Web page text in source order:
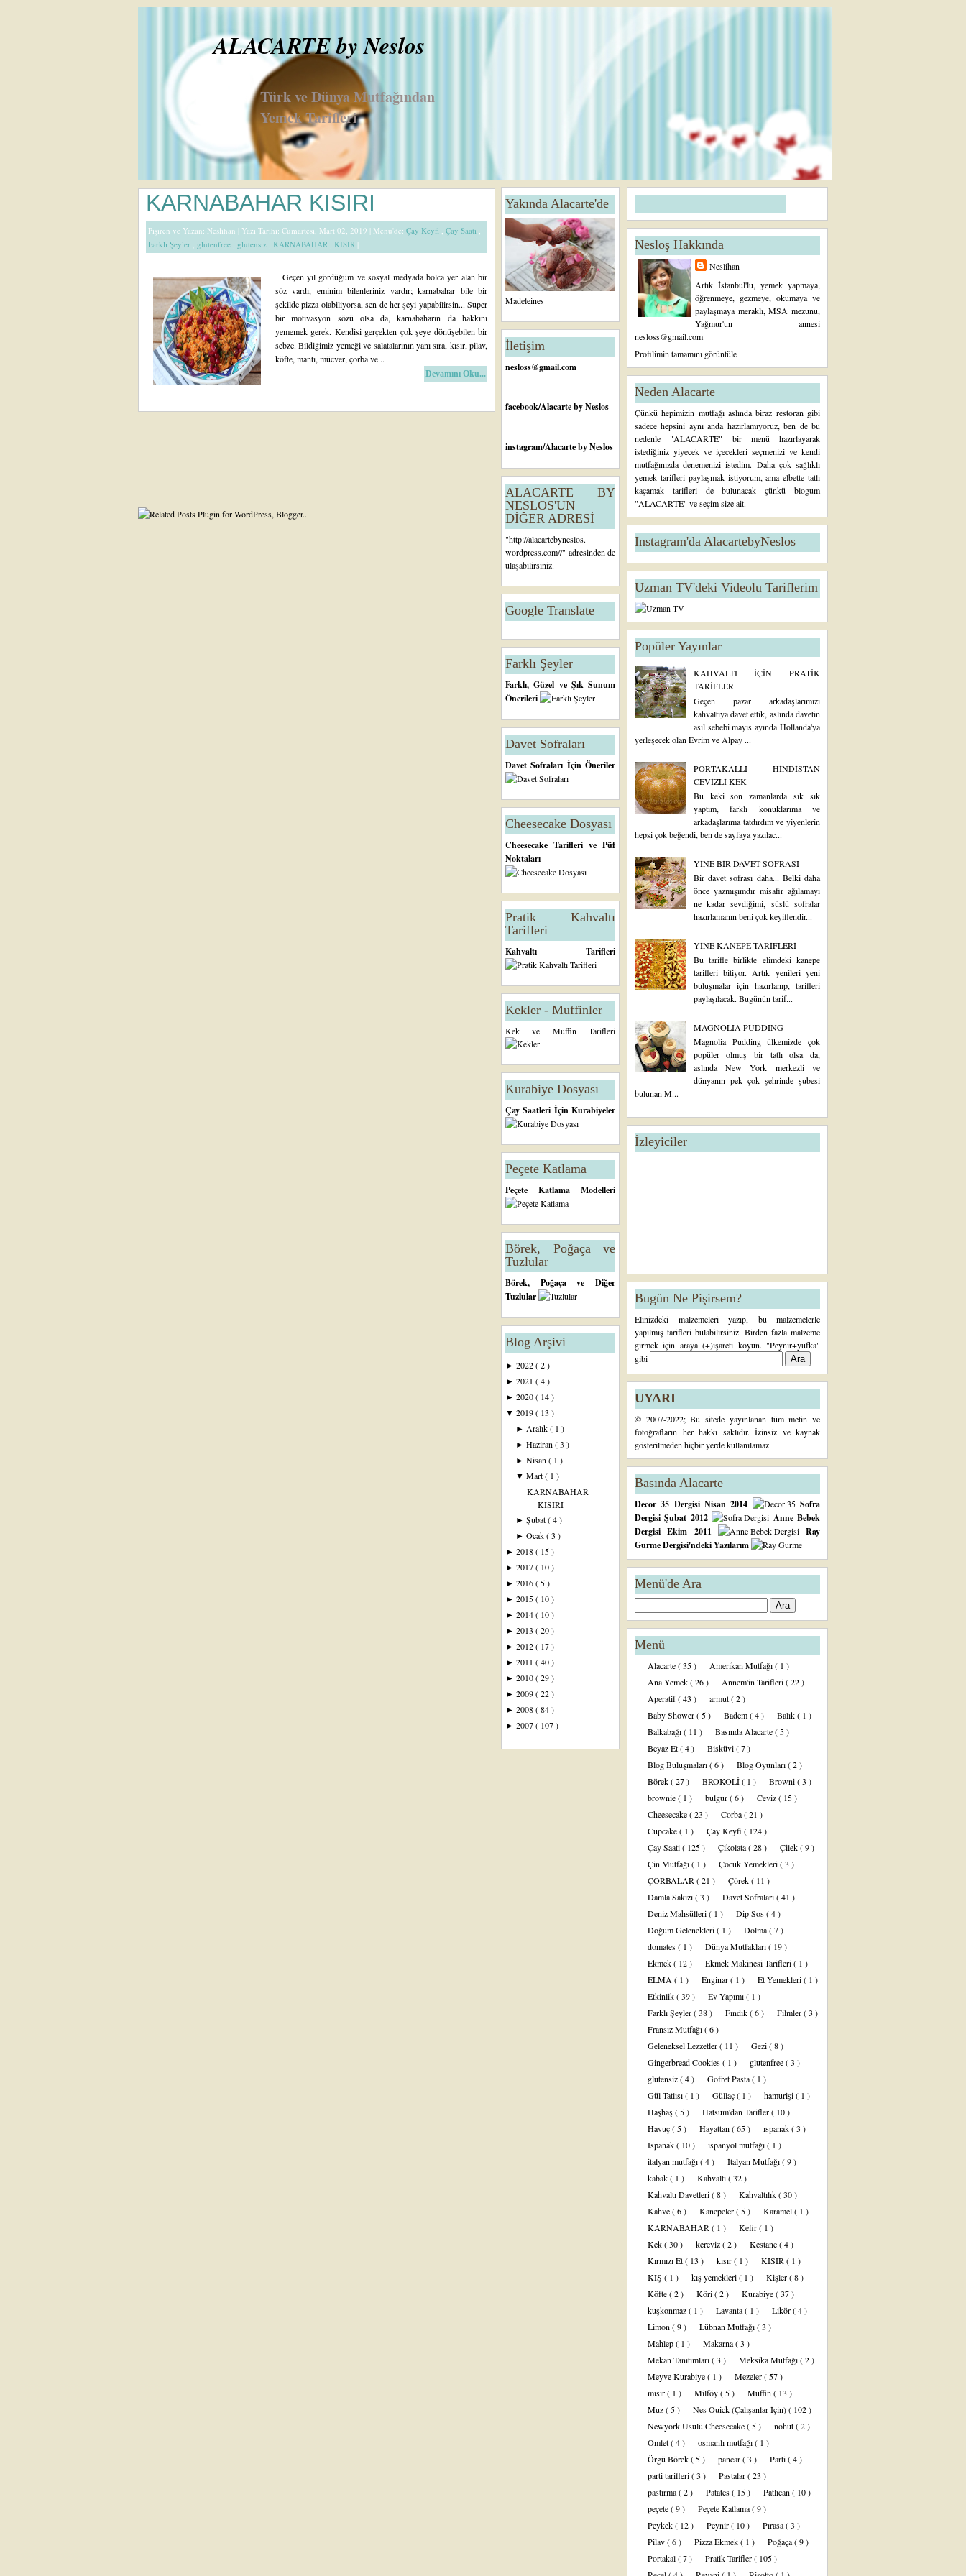
ALACARTE by Neslos
Türk ve Dünya Mutfağından
Yemek Tarifleri
KARNABAHAR KISIRI
Pişiren ve Yazan: Neslihan | Yazı Tarihi: Cumartesi, Mart 02, 2019 | Menü'de: Çay Keyfi , Çay Saati ,
Farklı Şeyler , glutenfree , glutensiz , KARNABAHAR , KISIR |
Geçen yıl gördüğüm ve sosyal medyada bolca yer alan bir
söz vardı, eminim bilenleriniz vardır; karnabahar bile bir
şekilde pizza olabiliyorsa, sen de her şeyi yapabilirsin... Super
bir motivasyon sözü olsa da, karnabaharın da hakkını
yememek gerek. Kendisi gerçekten çok şeye dönüşebilen bir
sebze. Bildiğimiz yemeği ve salatalarının yanı sıra, kısır, pilav,
köfte, mantı, mücver, çorba ve...
Devamını Oku...
K
A
S
Yakında Alacarte'de
Madeleines
İletişim
nesloss@gmail.com
facebook/Alacarte by Neslos
instagram/Alacarte by Neslos
ALACARTE BY
NESLOS'UN
DİĞER ADRESİ
"http://alacartebyneslos.
wordpress.com//" adresinden de
ulaşabilirsiniz.
Google Translate
Farklı Şeyler
Farklı, Güzel ve Şık Sunum
Önerileri
Davet Sofraları
Davet Sofraları İçin Öneriler
Cheesecake Dosyası
Cheesecake Tarifleri ve Püf
Noktaları
Pratik Kahvaltı
Tarifleri
Kahvaltı Tarifleri
Kekler - Muffinler
Kek ve Muffin Tarifleri
Kurabiye Dosyası
Çay Saatleri İçin Kurabiyeler
Peçete Katlama
Peçete Katlama Modelleri
Börek, Poğaça ve
Tuzlular
Börek, Poğaça ve Diğer
Tuzlular
Blog Arşivi
► 2022( 2 )
► 2021 ( 4 )
► 2020( 14 )
▼ 2019( 13 )
►Aralık( 1 )
►Haziran( 3 )
►Nisan( 1 )
▼Mart( 1 )
KARNABAHAR
KISIRI
►Şubat( 4 )
►Ocak( 3 )
► 2018( 15 )
► 2017( 10 )
► 2016( 5 )
► 2015( 10 )
► 2014( 10 )
► 2013 ( 20 )
► 2012( 17 )
► 2011 ( 40 )
► 2010( 29 )
► 2009( 22 )
► 2008( 84 )
► 2007( 107 )
Nesloş Hakkında
Neslihan
Artık İstanbul'lu, yemek yapmaya,
öğrenmeye, gezmeye, okumaya ve
paylaşmaya meraklı, MSA mezunu,
Yağmur'un annesi
nesloss@gmail.com
Profilimin tamamını görüntüle
Neden Alacarte
Çünkü hepimizin mutfağı aslında biraz restoran gibi
sadece hepsini aynı anda hazırlamıyoruz, ben de bu
nedenle "ALACARTE" bir menü hazırlayarak
istediğiniz yiyecek ve içecekleri seçmenizi ve kendi
mutfağınızda denemenizi istedim. Daha çok sağlıklı
yemek tarifleri paylaşmak istiyorum, ama elbette tatlı
kaçamak tarifleri de bulunacak çünkü blogum
"ALACARTE" ve seçim size ait.
Instagram'da AlacartebyNeslos
Uzman TV'deki Videolu Tariflerim
Popüler Yayınlar
KAHVALTI İÇİN PRATİK
TARİFLER
Geçen pazar arkadaşlarımızı
kahvaltıya davet ettik, aslında davetin
asıl sebebi mayıs ayında Hollanda'ya
yerleşecek olan Evrim ve Alpay ...
PORTAKALLI HİNDİSTAN
CEVİZLİ KEK
Bu keki son zamanlarda sık sık
yaptım, farklı konuklarıma ve
arkadaşlarıma tatdırdım ve yiyenlerin
hepsi çok beğendi, ben de sayfaya yazılac...
YİNE BİR DAVET SOFRASI
Bir davet sofrası daha... Belki daha
önce yazmışımdır misafir ağılamayı
ne kadar sevdiğimi, süslü sofralar
hazırlamanın beni çok keyiflendir...
YİNE KANEPE TARİFLERİ
Bu tarifle birlikte elimdeki kanepe
tarifleri bitiyor. Artık yenileri yeni
buluşmalar için hazırlanıp, tarifleri
paylaşılacak. Bugünün tarif...
MAGNOLIA PUDDING
Magnolia Pudding ülkemizde çok
popüler olmuş bir tatlı olsa da,
aslında New York merkezli ve
dünyanın pek çok şehrinde şubesi
bulunan M...
İzleyiciler
Bugün Ne Pişirsem?
Elinizdeki malzemeleri yazıp, bu malzemelerle
yapılmış tarifleri bulabilirsiniz. Birden fazla malzeme
girmek için araya (+)işareti koyun. "Peynir+yufka"
gibi
UYARI
© 2007-2022; Bu sitede yayınlanan tüm metin ve
fotoğrafların her hakkı saklıdır. İzinsiz ve kaynak
gösterilmeden hiçbir yerde kullanılamaz.
Basında Alacarte
Decor 35 Dergisi Nisan 2014
Sofra
Dergisi Şubat 2012
Anne Bebek
Dergisi Ekim 2011
Ray
Gurme Dergisi'ndeki Yazılarım
Menü'de Ara
Menü
Alacarte( 35 ) Amerikan Mutfağı( 1 )
Ana Yemek( 26 ) Annem'in Tarifleri( 22 )
Aperatif( 43 ) armut( 2 )
Baby Shower( 5 ) Badem( 4 ) Balık( 1 )
Balkabağı( 11 ) Basında Alacarte( 5 )
Beyaz Et( 4 ) Bisküvi( 7 )
Blog Buluşmaları( 6 ) Blog Oyunları( 2 )
Börek( 27 ) BROKOLİ( 1 ) Browni( 3 )
brownie( 1 ) bulgur( 6 ) Ceviz( 15 )
Cheesecake( 23 ) Corba( 21 )
Cupcake( 1 ) Çay Keyfi ( 124 )
Çay Saati( 125 ) Çikolata( 28 ) Çilek( 9 )
Çin Mutfağı( 1 ) Çocuk Yemekleri( 3 )
ÇORBALAR ( 21 ) Çörek( 11 )
Damla Sakızı( 3 ) Davet Sofraları( 41 )
Deniz Mahsülleri( 1 ) Dip Sos( 4 )
Doğum Gelenekleri( 1 ) Dolma( 7 )
domates( 1 ) Dünya Mutfakları( 19 )
Ekmek( 12 ) Ekmek Makinesi Tarifleri( 1 )
ELMA ( 1 ) Enginar( 1 ) Et Yemekleri( 1 )
Etkinlik( 39 ) Ev Yapımı( 1 )
Farklı Şeyler( 38 ) Fındık( 6 ) Filmler( 3 )
Fransız Mutfağı( 6 )
Geleneksel Lezzetler( 11 ) Gezi( 8 )
Gingerbread Cookies( 1 ) glutenfree( 3 )
glutensiz( 4 ) Gofret Pasta( 1 )
Gül Tatlısı( 1 ) Güllaç( 1 ) hamurişi( 1 )
Haşhaş( 5 ) Hatsum'dan Tarifler( 10 )
Havuç( 5 ) Hayattan ( 65 ) ıspanak( 3 )
Ispanak( 10 ) ispanyol mutfağı( 1 )
italyan mutfağı( 4 ) İtalyan Mutfağı( 9 )
kabak( 1 ) Kahvaltı( 32 )
Kahvaltı Davetleri( 8 ) Kahvaltılık( 30 )
Kahve( 6 ) Kanepeler( 5 ) Karamel( 1 )
KARNABAHAR ( 1 ) Kefir( 1 )
Kek( 30 ) kereviz( 2 ) Kestane( 4 )
Kırmızı Et( 13 ) kısır( 1 ) KISIR ( 1 )
KIŞ ( 1 ) kış yemekleri( 1 ) Kişler( 8 )
Köfte( 2 ) Köri( 2 ) Kurabiye( 37 )
kuşkonmaz( 1 ) Lavanta( 1 ) Likör( 4 )
Limon ( 9 ) Lübnan Mutfağı( 3 )
Mahlep( 1 ) Makarna( 3 )
Mekan Tanıtımları( 3 ) Meksika Mutfağı( 2 )
Meyve Kurabiye( 1 ) Mezeler( 57 )
mısır( 1 ) Milföy( 5 ) Muffin ( 13 )
Muz( 5 ) Nes Ouick (Çalışanlar İçin)( 102 )
Newyork Usulü Cheesecake( 5 ) nohut( 2 )
Omlet( 4 ) osmanlı mutfağı( 1 )
Örgü Börek( 5 ) pancar( 3 ) Parti( 4 )
parti tarifleri( 3 ) Pastalar( 23 )
pastırma( 2 ) Patates( 15 ) Patlıcan ( 10 )
peçete( 9 ) Peçete Katlama( 9 )
Peykek( 12 ) Peynir( 10 ) Pırasa( 3 )
Pilav( 6 ) Pizza Ekmek( 1 ) Poğaça( 9 )
Portakal( 7 ) Pratik Tarifler( 105 )